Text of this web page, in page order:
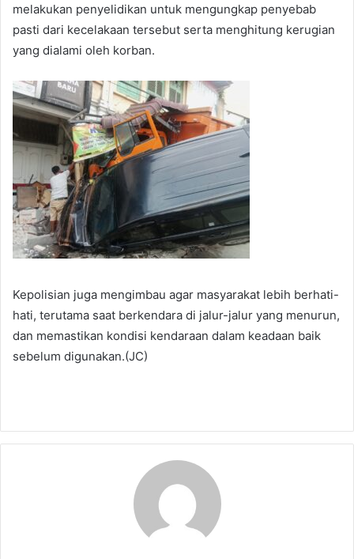
melakukan penyelidikan untuk mengungkap penyebab
pasti dari kecelakaan tersebut serta menghitung kerugian
yang dialami oleh korban.
Kepolisian juga mengimbau agar masyarakat lebih berhati-
hati, terutama saat berkendara di jalur-jalur yang menurun,
dan memastikan kondisi kendaraan dalam keadaan baik
sebelum digunakan.(JC)